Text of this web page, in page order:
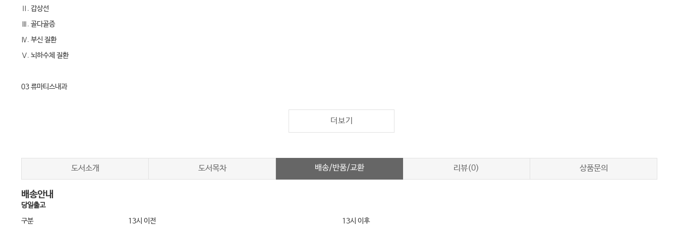
Ⅱ. 갑상선
Ⅲ. 골다골증
Ⅳ. 부신 질환
Ⅴ. 뇌하수체 질환
03 류마티스내과
Ⅵ. 베체트 병
Ⅶ. 척추관절염
더보기
도서소개 도서목차 배송/반품/교환 리뷰(0) 상품문의
배송안내
당일출고
구분
13시 이전 13시 이후